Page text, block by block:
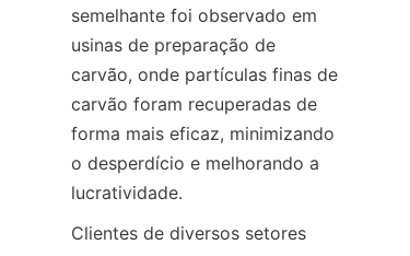
semelhante foi observado em
usinas de preparação de
carvão, onde partículas finas de
carvão foram recuperadas de
forma mais eficaz, minimizando
o desperdício e melhorando a
Clientes de diversos setores